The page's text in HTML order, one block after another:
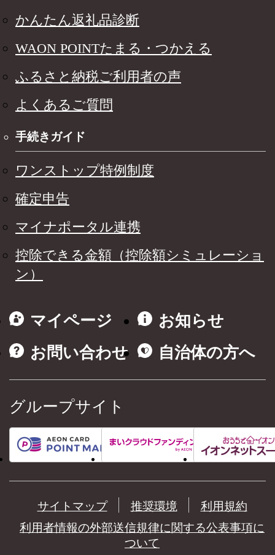
かんたん返礼品診断
WAON POINTたまる・つかえる
ふるさと納税ご利用者の声
よくあるご質問
手続きガイド
ワンストップ特例制度
確定申告
マイナポータル連携
控除できる金額（控除額シミュレーショ
ン）
マイページ
お知らせ
お問い合わせ
自治体の方へ
グループサイト
サイトマップ 推奨環境
利用規約
利用者情報の外部送信規律に関する公表事項に
ついて